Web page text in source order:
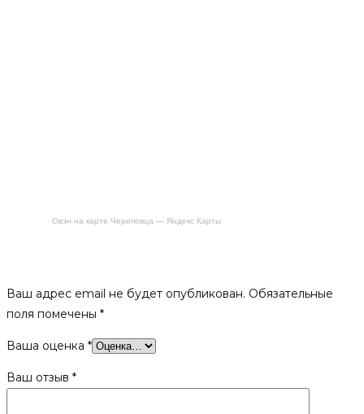
Овэн на карте Череповца — Яндекс Карты
Ваш адрес email не будет опубликован. Обязательные
поля помечены *
Ваша оценка *
Ваш отзыв *